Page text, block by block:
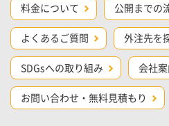
料金について 公開までの
よくあるご質問 外注先を
SDGsへの取り組み 会社
お問い合わせ・無料見積もり